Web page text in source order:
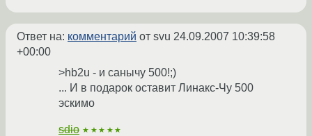
Ответ на: комментарий от svu 24.09.2007 10:39:58
+00:00
>hb2u - и санычу 500!;)
... И в подарок оставит Линакс-Чу 500
эскимо
sdio ★★★★★